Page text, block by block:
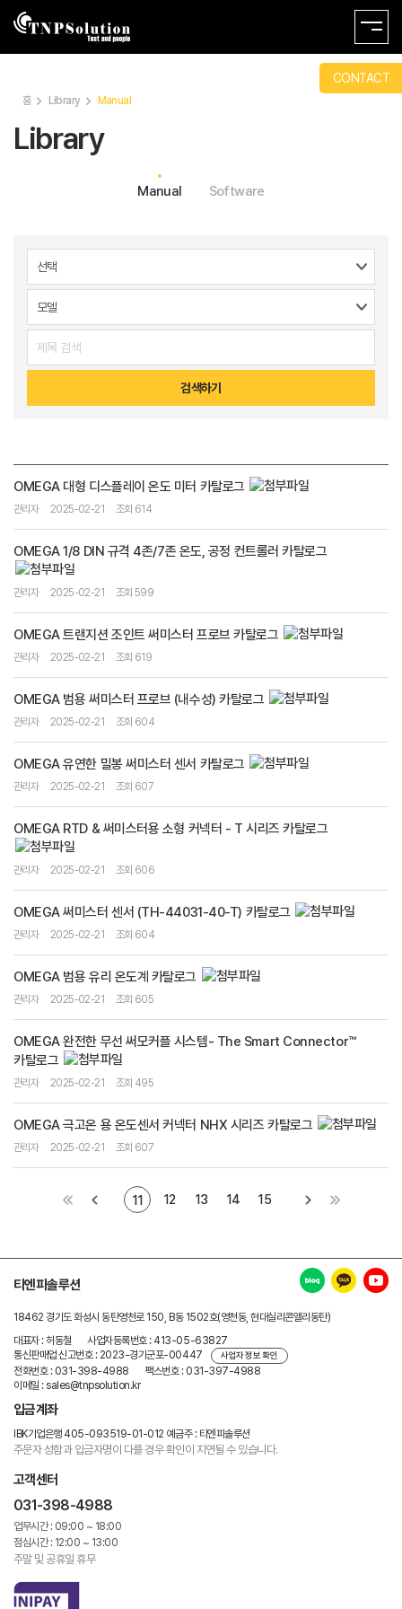
홈 Library Manual
Library
Manual Software
검색하기
OMEGA 대형 디스플레이 온도 미터 카탈로그
관리자 2025-02-21 조회 614
OMEGA 1/8 DIN 규격 4존/7존 온도, 공정 컨트롤러 카탈로그
관리자 2025-02-21 조회 599
OMEGA 트랜지션 조인트 써미스터 프로브 카탈로그
관리자 2025-02-21 조회 619
OMEGA 범용 써미스터 프로브 (내수성) 카탈로그
관리자 2025-02-21 조회 604
OMEGA 유연한 밀봉 써미스터 센서 카탈로그
관리자 2025-02-21 조회 607
OMEGA RTD & 써미스터용 소형 커넥터 - T 시리즈 카탈로그
관리자 2025-02-21 조회 606
OMEGA 써미스터 센서 (TH-44031-40-T) 카탈로그
관리자 2025-02-21 조회 604
OMEGA 범용 유리 온도계 카탈로그
관리자 2025-02-21 조회 605
OMEGA 완전한 무선 써모커플 시스템- The Smart Connector™
카탈로그
관리자 2025-02-21 조회 495
OMEGA 극고온 용 온도센서 커넥터 NHX 시리즈 카탈로그
관리자 2025-02-21 조회 607
11 12 13 14 15
티엔피솔루션
18462 경기도 화성시 동탄영천로 150, B동 1502호(영천동, 현대실리콘앨리동탄)
대표자 : 허동철
사업자등록번호 : 413-05-63827
통신판매업 신고번호 : 2023-경기군포-00447
사업자 정보 확인
전화번호 : 031-398-4988
팩스번호 : 031-397-4988
이메일 : sales@tnpsolution.kr
입금계좌
IBK기업은행 405-093519-01-012 예금주 : 티엔피솔루션
주문자 성함과 입금자명이 다를 경우확인이 지연될 수 있습니다.
고객센터
031-398-4988
업무시간 : 09:00 ~ 18:00
점심시간 : 12:00 ~ 13:00
주말 및 공휴일 휴무
CONTACT